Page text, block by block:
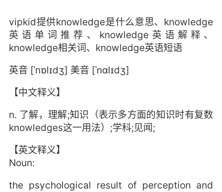
vipkid提供knowledge是什么意思、knowledge
英语单词推荐、knowledge英语解释、
knowledge相关词、knowledge英语短语
英音 [ˈnɒlɪdʒ] 美音 [ˈnɑlɪdʒ]
【中文释义】
n. 了解，理解;知识（表示多方面的知识时有复数
knowledges这一用法）;学科;见闻;
【英文释义】
Noun:
the psychological result of perception and